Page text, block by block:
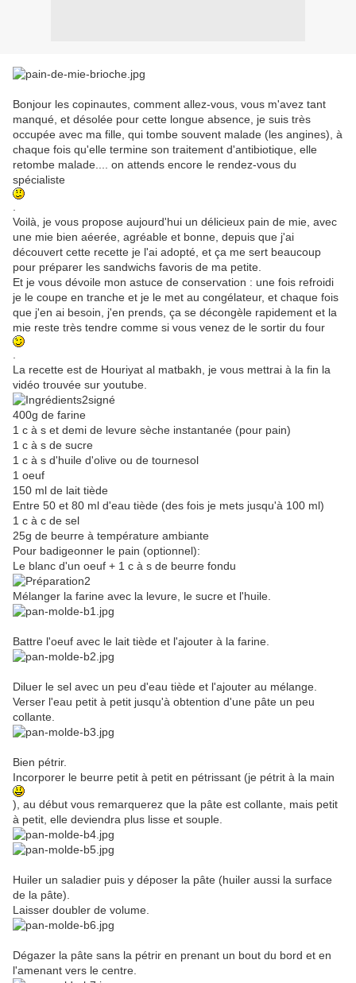
Bonjour les copinautes, comment allez-vous, vous m'avez tant
manqué, et désolée pour cette longue absence, je suis très
occupée avec ma fille, qui tombe souvent malade (les angines), à
chaque fois qu'elle termine son traitement d'antibiotique, elle
retombe malade.... on attends encore le rendez-vous du
spécialiste
Voilà, je vous propose aujourd'hui un délicieux pain de mie, avec
une mie bien aéerée, agréable et bonne, depuis que j'ai
découvert cette recette je l'ai adopté, et ça me sert beaucoup
pour préparer les sandwichs favoris de ma petite.
Et je vous dévoile mon astuce de conservation : une fois refroidi
je le coupe en tranche et je le met au congélateur, et chaque fois
que j'en ai besoin, j'en prends, ça se décongèle rapidement et la
mie reste très tendre comme si vous venez de le sortir du four
La recette est de Houriyat al matbakh, je vous mettrai à la fin la
vidéo trouvée sur youtube.
400g de farine
1 c à s et demi de levure sèche instantanée (pour pain)
1 c à s de sucre
1 c à s d'huile d'olive ou de tournesol
1 oeuf
150 ml de lait tiède
Entre 50 et 80 ml d'eau tiède (des fois je mets jusqu'à 100 ml)
1 c à c de sel
25g de beurre à température ambiante
Pour badigeonner le pain (optionnel):
Le blanc d'un oeuf + 1 c à s de beurre fondu
Mélanger la farine avec la levure, le sucre et l'huile.
Battre l'oeuf avec le lait tiède et l'ajouter à la farine.
Diluer le sel avec un peu d'eau tiède et l'ajouter au mélange.
Verser l'eau petit à petit jusqu'à obtention d'une pâte un peu
collante.
Bien pétrir.
Incorporer le beurre petit à petit en pétrissant (je pétrit à la main
), au début vous remarquerez que la pâte est collante, mais petit
à petit, elle deviendra plus lisse et souple.
Huiler un saladier puis y déposer la pâte (huiler aussi la surface
de la pâte).
Laisser doubler de volume.
Dégazer la pâte sans la pétrir en prenant un bout du bord et en
l'amenant vers le centre.